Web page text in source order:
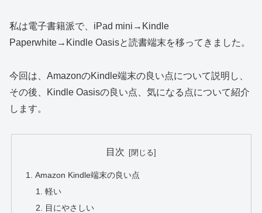
私は電子書籍派で、iPad mini→Kindle
Paperwhite→Kindle Oasisと読書端末を移ってきました。
今回は、AmazonのKindle端末の良い点について説明し、
その後、Kindle Oasisの良い点、気になる点について紹介
します。
目次
Amazon Kindle端末の良い点
軽い
目にやさしい